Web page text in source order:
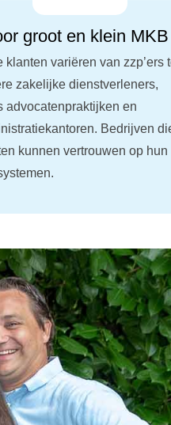
groot en klein MKB
klanten variëren van zzp’ers
zakelijke dienstverleners,
advocatenpraktijken en
Bedrijven
kunnen vertrouwen op hun